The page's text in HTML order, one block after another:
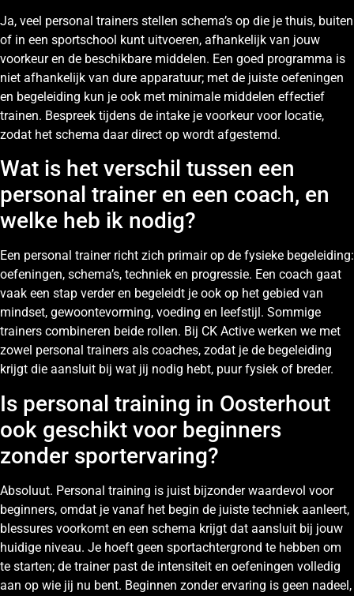
Ja, veel personal trainers stellen schema’s op die je thuis, buiten
of in een sportschool kunt uitvoeren, afhankelijk van jouw
voorkeur en de beschikbare middelen. Een goed programma is
niet afhankelijk van dure apparatuur; met de juiste oefeningen
en begeleiding kun je ook met minimale middelen effectief
trainen. Bespreek tijdens de intake je voorkeur voor locatie,
zodat het schema daar direct op wordt afgestemd.
Wat is het verschil tussen een
personal trainer en een coach, en
welke heb ik nodig?
Een personal trainer richt zich primair op de fysieke begeleiding:
oefeningen, schema’s, techniek en progressie. Een coach gaat
vaak een stap verder en begeleidt je ook op het gebied van
mindset, gewoontevorming, voeding en leefstijl. Sommige
trainers combineren beide rollen. Bij CK Active werken we met
zowel personal trainers als coaches, zodat je de begeleiding
krijgt die aansluit bij wat jij nodig hebt, puur fysiek of breder.
Is personal training in Oosterhout
ook geschikt voor beginners
zonder sportervaring?
Absoluut. Personal training is juist bijzonder waardevol voor
beginners, omdat je vanaf het begin de juiste techniek aanleert,
blessures voorkomt en een schema krijgt dat aansluit bij jouw
huidige niveau. Je hoeft geen sportachtergrond te hebben om
te starten; de trainer past de intensiteit en oefeningen volledig
aan op wie jij nu bent. Beginnen zonder ervaring is geen nadeel,